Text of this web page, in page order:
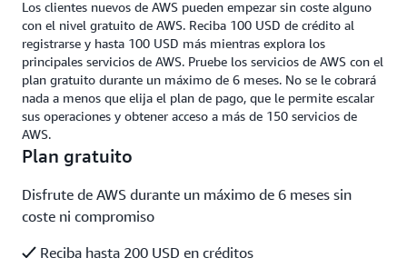
Los clientes nuevos de AWS pueden empezar sin coste alguno
con el nivel gratuito de AWS. Reciba 100 USD de crédito al
registrarse y hasta 100 USD más mientras explora los
principales servicios de AWS. Pruebe los servicios de AWS con el
plan gratuito durante un máximo de 6 meses. No se le cobrará
nada a menos que elija el plan de pago, que le permite escalar
sus operaciones y obtener acceso a más de 150 servicios de
AWS.
Plan gratuito
Disfrute de AWS durante un máximo de 6 meses sin
coste ni compromiso
Reciba hasta 200 USD en créditos